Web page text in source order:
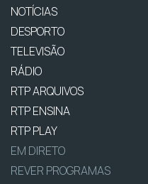
NOTÍCIAS
DESPORTO
TELEVISÃO
RÁDIO
RTP ARQUIVOS
RTP ENSINA
RTP PLAY
EM DIRETO
REVER PROGRAMAS